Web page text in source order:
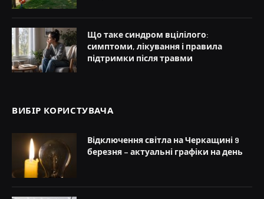
Що таке синдром вцілілого:
симптоми, лікування і правила
підтримки після травми
ВИБІР КОРИСТУВАЧА
Відключення світла на Черкащині 9
березня – актуальні графіки на день